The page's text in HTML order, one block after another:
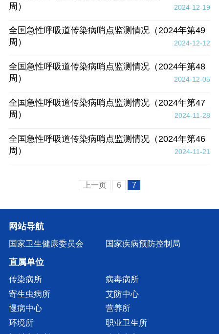
周）
2024-12-19
全国急性呼吸道传染病哨点监测情况（2024年第49
周）
2024-12-12
全国急性呼吸道传染病哨点监测情况（2024年第48
周）
2024-12-05
全国急性呼吸道传染病哨点监测情况（2024年第47
周）
2024-11-28
全国急性呼吸道传染病哨点监测情况（2024年第46
周）
2024-11-21
上一页 6 7
网站导航
国家卫生健康委员会 国家疾病预防控制局
直属单位
传染病所
病毒病所
寄生虫病所
艾防中心
慢病中心
营养所
环境所
职业卫生所